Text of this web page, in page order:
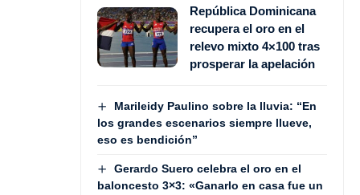
República Dominicana
recupera el oro en el
relevo mixto 4×100 tras
prosperar la apelación
Marileidy Paulino sobre la lluvia: “En
los grandes escenarios siempre llueve,
eso es bendición”
Gerardo Suero celebra el oro en el
baloncesto 3×3: «Ganarlo en casa fue un